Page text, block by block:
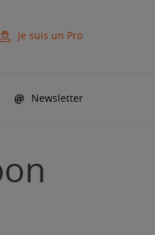
Je suis un Pro
Newsletter